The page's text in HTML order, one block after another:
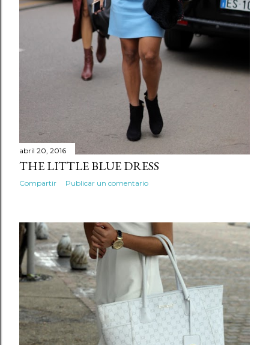
abril 20, 2016
THE LITTLE BLUE DRESS
Compartir Publicar un comentario